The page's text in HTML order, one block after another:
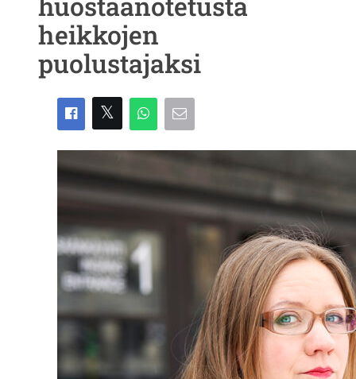
heikkojen
puolustajaksi